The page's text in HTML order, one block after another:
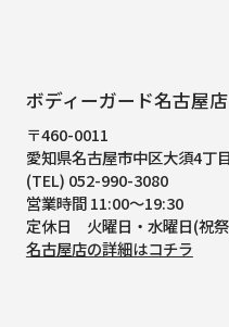
ボディーガード名古屋店
〒460-0011
愛知県名古屋市中区大須4丁
(TEL) 052-990-3080
営業時間 11:00～19:30
定休日 火曜日・水曜日(祝
名古屋店の詳細はコチラ